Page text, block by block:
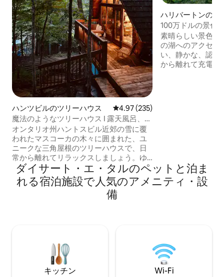
ハンツビルのツリーハウス レビュー235件、5つ星中4.97つ
4.97 (235)
魔法のようなツリーハウス I 露天風呂、暖
炉、ペットOK
オンタリオ州ハントスビル近郊の雪に覆
われたマスコーカの木々に囲まれた、ユ
ニークな三角屋根のツリーハウスで、日
常から離れてリラックスしましょう。ゆ
っくりとくつろぎながら、冬の美しさを
お楽しみください。 夜は暖炉のそばで過
ごしたり、星空の下でホットタブに浸っ
たり、近くでスキー、スノーシュー、ス
ンタリオ州立公園の無料パス スキー場と
湖まで徒歩10分 写真とインスピレーショ
ンについては、@ door 25 staysをご覧📷
ください！
ハリバートンのコ
100万ドルの景色
「ブラウニーハウ
素晴らしい景色、
の湖へのアクセス
い、静かな、認可
から離れて充電し
ク、カヤック、カ
儀の良いペット
い！
ダイサート・エ・タルのペットと泊ま
れる宿泊施設で人気のアメニティ・設
備
キッチン Wi-Fi